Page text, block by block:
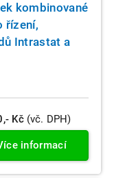
kombinované
řízení,
Intrastat a
Kč (vč. DPH)
informací